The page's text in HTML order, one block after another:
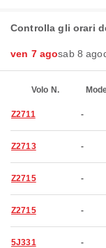
Controlla gli orari
ven 7 agosab 8 ago
Volo N.
Z2711 -
Z2713 -
Z2715 -
Z2715 -
5J331 -